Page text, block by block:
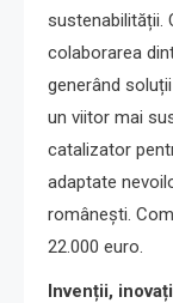
sustenabilității.
colaborarea
generând
un viitor mai
catalizator
adaptate
românești.
22.000 euro.
Invenții,